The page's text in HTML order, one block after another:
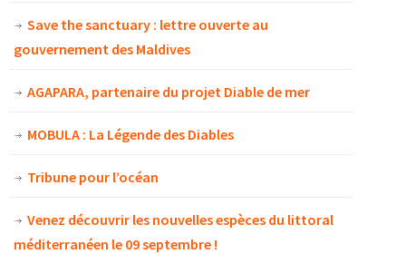
Save the sanctuary : lettre ouverte au
gouvernement des Maldives
AGAPARA, partenaire du projet Diable de mer
MOBULA : La Légende des Diables
Tribune pour l’océan
Venez découvrir les nouvelles espèces du littoral
méditerranéen le 09 septembre !